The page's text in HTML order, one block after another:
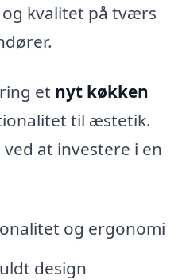
kvalitet på tværs
et nyt køkken
til æstetik.
at investere i en
og ergonomi
design